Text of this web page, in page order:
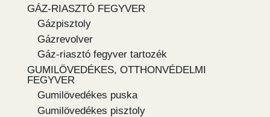
GÁZ-RIASZTÓ FEGYVER
Gázpisztoly
Gázrevolver
Gáz-riasztó fegyver tartozék
GUMILÖVEDÉKES, OTTHONVÉDELMI
FEGYVER
Gumilövedékes puska
Gumilövedékes pisztoly